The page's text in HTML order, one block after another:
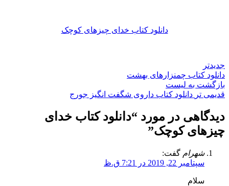
دانلود کتاب خدای چیزهای کوچک
جدیدتر
دانلود کتاب چمنزارهای بهشت
بازگشت به لیست
قدیمی تر دانلود کتاب داروی شگفت انگیز جورج
دیدگاهی در مورد “دانلود کتاب خدای
چیزهای کوچک”
شهرام گفت:
سپتامبر 22, 2019 در 7:21 ق.ظ
سلام